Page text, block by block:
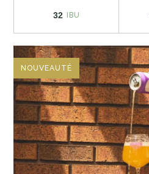
32 IBU
NOUVEAUTÉ